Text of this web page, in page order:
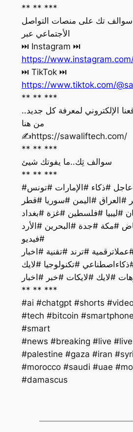
** ** ***
سوالف تك على منصات التواصل
الأجتماعي عبر
‏⏭ Instagram ⏭
https://
‏⏭ TikTok ⏭
https://www.tiktok.com/
** ** ***
الإلكتروني لمعرفة كل جديد..
من هنا
‏✍️https://sawaliftech.com/
** ** ***
سوالف تِك..ما يفوتك شيئ
** ** ***
#السعودية #عاجل #ذكاء #الإمارات #تونس
#العراق #اليمن #سوريا #قطر
#ليبيا #فلسطين #غزة #بغداد
#مكة #جدة #البحرين #الأرد
#فيديو
#ترند #تقنية #اخبار
** ** ***
#ai #chatgpt #shorts
#tech #bitcoin
#smart
#palestine #gaza #iran
#morocco #saudi #uae
#damascus